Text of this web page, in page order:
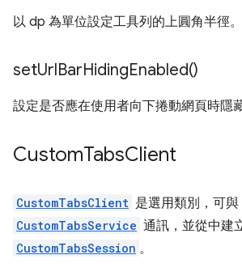
以 dp 為單位設定工具列的上圓角半徑。
setUrlBarHidingEnabled()
設定是否應在使用者向下捲動網頁時隱
CustomTabsClient
CustomTabsClient 是選用類別，可與
CustomTabsService 通訊，並從中建
CustomTabsSession 。